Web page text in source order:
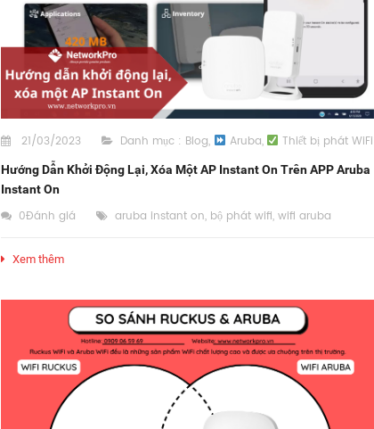
21/03/2023 Danh mục : Blog, Aruba, Thiết bị phát WiFi
Hướng Dẫn Khởi Động Lại, Xóa Một AP Instant On Trên APP Aruba
Instant On
0Đánh giá aruba instant on, bộ phát wifi, wifi aruba
Xem thêm